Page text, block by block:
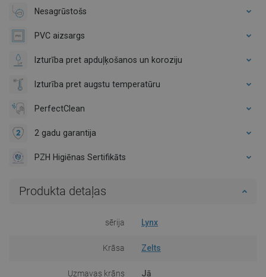
Nesagrūstošs
PVC aizsargs
Izturība pret apduļķošanos un koroziju
Izturība pret augstu temperatūru
PerfectClean
2 gadu garantija
PZH Higiēnas Sertifikāts
Produkta detaļas
sērija Lynx
Krāsa Zelts
Uzmavas krāns Jā